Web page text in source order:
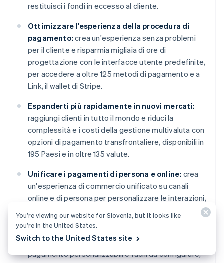
restituisci i fondi in eccesso al cliente.
Ottimizzare l'esperienza della procedura di
pagamento: crea un'esperienza senza problemi
per il cliente e risparmia migliaia di ore di
progettazione con le interfacce utente predefinite,
per accedere a oltre 125 metodi di pagamento e a
Link, il wallet di Stripe.
Espanderti più rapidamente in nuovi mercati:
raggiungi clienti in tutto il mondo e riduci la
complessità e i costi della gestione multivaluta con
opzioni di pagamento transfrontaliere, disponibili in
195 Paesi e in oltre 135 valute.
Unificare i pagamenti di persona e online: crea
un'esperienza di commercio unificato su canali
online e di persona per personalizzare le interazioni,
Migliorare le prestazioni dei pagamenti:
aumenta i ricavi con una gamma di strumenti di
pagamento personalizzabili e facili da configurare,
You’re viewing our website for Slovenia, but it looks like
you’re in the United States.
Switch to the United States site